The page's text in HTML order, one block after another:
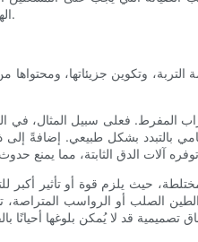
الهيدروليكية إلى توقف العمل أو انخفاض كفاءة القيادة.
وتكوين جزيئاتها، ومحتواها
المفرط. فعلى سبيل المثال، في
بالتبدد بشكل طبيعي. إضافةً
حيث يلزم قوة أو تأثير
الصلب أو الرواسب المتراصة،